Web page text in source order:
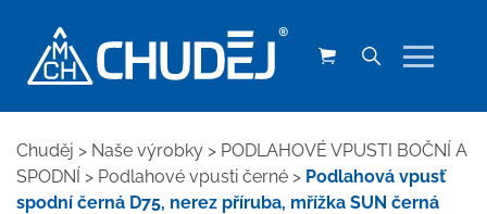
Chuděj > Naše výrobky > PODLAHOVÉ VPUSTI BOČNÍ A
SPODNÍ > Podlahové vpusti černé > Podlahová vpusť
spodní černá D75, nerez příruba, mřížka SUN černá